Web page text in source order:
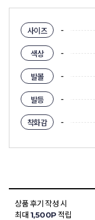
사이즈 -
색상 -
발볼 -
발등 -
착화감 -
상품 후기 작성 시
최대 1,500P 적립